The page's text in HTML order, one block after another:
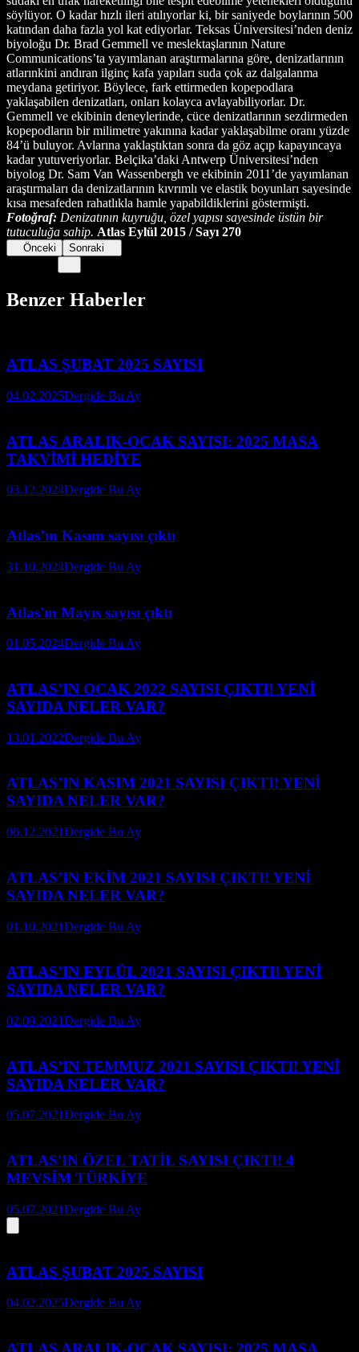
söylüyor. O kadar hızlı ileri atılıyorlar ki, bir saniyede boylarının 500
katından daha fazla yol kat ediyorlar. Teksas Üniversitesi’nden deniz
biyoloğu Dr. Brad Gemmell ve meslektaşlarının Nature
Communications’ta yayımlanan araştırmalarına göre, denizatlarının
atlarınkini andıran ilginç kafa yapıları suda çok az dalgalanma
meydana getiriyor. Böylece, fark ettirmeden kopepodlara
yaklaşabilen denizatları, onları kolayca avlayabiliyorlar. Dr.
Gemmell ve ekibinin deneylerinde, cüce denizatlarının sezdirmeden
kopepodların bir milimetre yakınına kadar yaklaşabilme oranı yüzde
84’ü buluyor. Avlarına yaklaştıktan sonra da göz açıp kapayıncaya
kadar yutuveriyorlar. Belçika’daki Antwerp Üniversitesi’nden
biyolog Dr. Sam Van Wassenbergh ve ekibinin 2011’de yayımlanan
araştırmaları da denizatlarının kıvrımlı ve elastik boyunları sayesinde
kısa mesafeden rahatlıkla hamle yapabildiklerini göstermişti.
Fotoğraf: Denizatının kuyruğu, özel yapısı sayesinde üstün bir
tutuculuğa sahip. Atlas Eylül 2015 / Sayı 270
Önceki Sonraki
Benzer Haberler
ATLAS ŞUBAT 2025 SAYISI
04.02.2025Dergide Bu Ay
ATLAS ARALIK-OCAK SAYISI: 2025 MASA
TAKVİMİ HEDİYE
03.12.2024Dergide Bu Ay
Atlas’ın Kasım sayısı çıktı
31.10.2024Dergide Bu Ay
Atlas'ın Mayıs sayısı çıktı
01.05.2024Dergide Bu Ay
ATLAS’IN OCAK 2022 SAYISI ÇIKTI! YENİ
SAYIDA NELER VAR?
13.01.2022Dergide Bu Ay
ATLAS’IN KASIM 2021 SAYISI ÇIKTI! YENİ
SAYIDA NELER VAR?
06.12.2021Dergide Bu Ay
ATLAS’IN EKİM 2021 SAYISI ÇIKTI! YENİ
SAYIDA NELER VAR?
01.10.2021Dergide Bu Ay
ATLAS’IN EYLÜL 2021 SAYISI ÇIKTI! YENİ
SAYIDA NELER VAR?
02.09.2021Dergide Bu Ay
ATLAS’IN TEMMUZ 2021 SAYISI ÇIKTI! YENİ
SAYIDA NELER VAR?
05.07.2021Dergide Bu Ay
ATLAS'IN ÖZEL TATİL SAYISI ÇIKTI! 4
MEVSİM TÜRKİYE
05.07.2021Dergide Bu Ay
ATLAS ŞUBAT 2025 SAYISI
04.02.2025Dergide Bu Ay
ATLAS ARALIK-OCAK SAYISI: 2025 MASA